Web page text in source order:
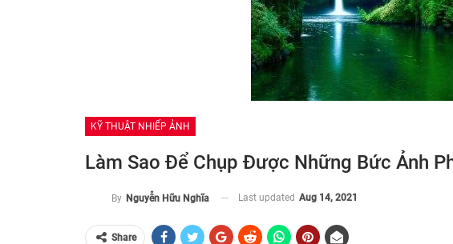
KỸ THUẬT NHIẾP ẢNH
Làm Sao Để Chụp Được Những Bức Ảnh
By Nguyễn Hữu Nghĩa Last updated Aug 14, 2021
Share